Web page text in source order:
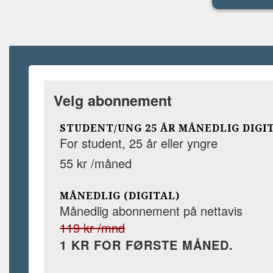
Velg abonnement
STUDENT/UNG 25 ÅR MÅNEDLIG
For student, 25 år eller yngre
55 kr /måned
MÅNEDLIG (DIGITAL)
Månedlig abonnement på nettavis
119 kr /mnd
1 KR FOR FØRSTE MÅNED.